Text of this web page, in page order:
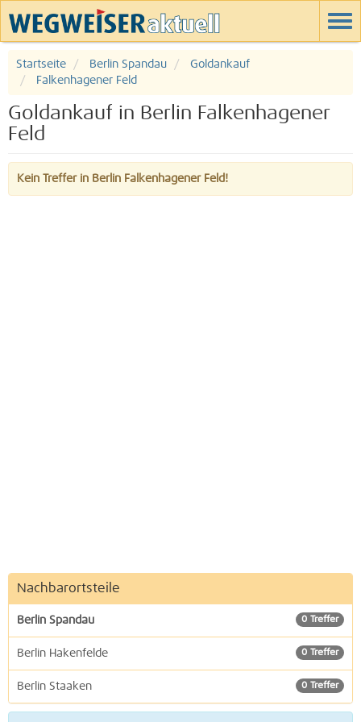
Startseite Berlin Spandau
Goldankauf
Falkenhagener Feld
Goldankauf in Berlin Falkenhagener
Feld
Kein Treffer in Berlin Falkenhagener Feld!
Nachbarortsteile
0 Treffer
Berlin Spandau
0 Treffer
Berlin Hakenfelde
0 Treffer
Berlin Staaken